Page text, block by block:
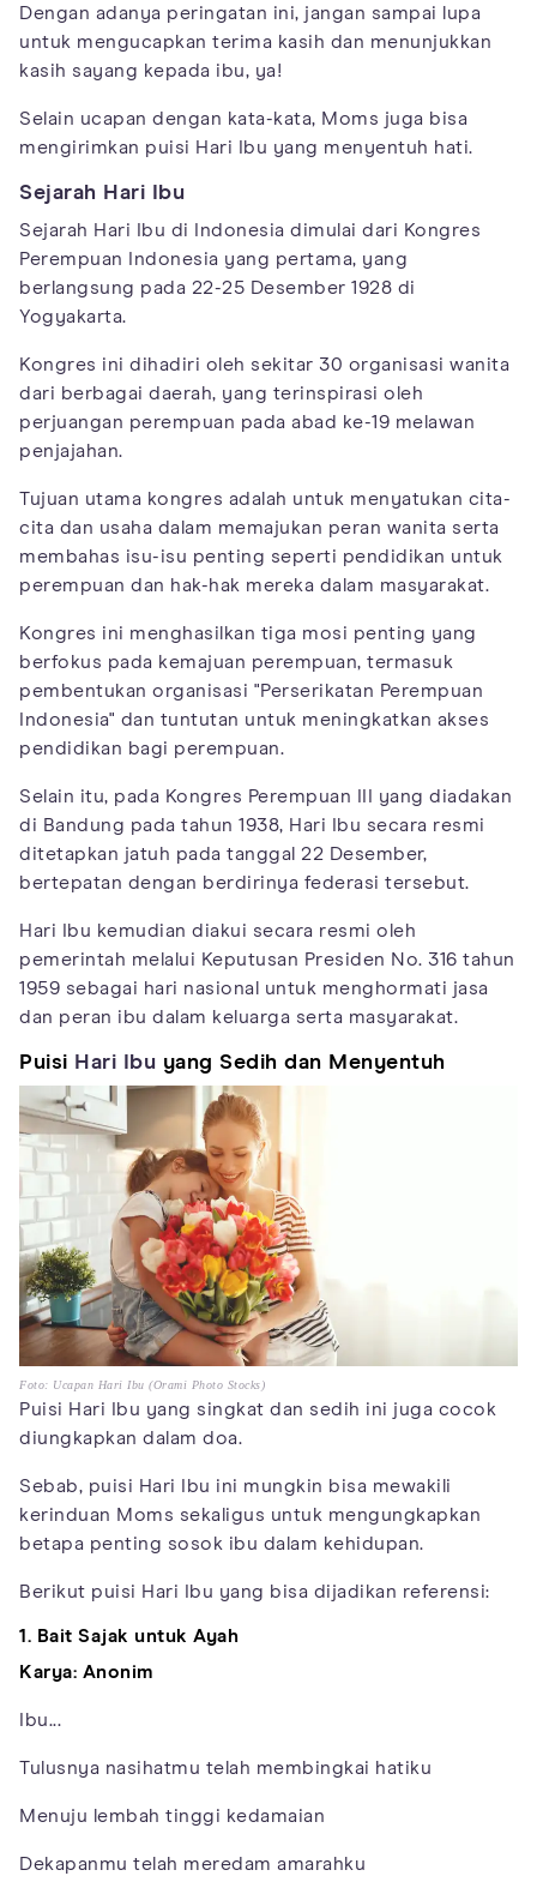
Dengan adanya peringatan ini, jangan sampai lupa
untuk mengucapkan terima kasih dan menunjukkan
kasih sayang kepada ibu, ya!
Selain ucapan dengan kata-kata, Moms juga bisa
mengirimkan puisi Hari Ibu yang menyentuh hati.
Sejarah Hari Ibu
Sejarah Hari Ibu di Indonesia dimulai dari Kongres
Perempuan Indonesia yang pertama, yang
berlangsung pada 22-25 Desember 1928 di
Yogyakarta.
Kongres ini dihadiri oleh sekitar 30 organisasi wanita
dari berbagai daerah, yang terinspirasi oleh
perjuangan perempuan pada abad ke-19 melawan
penjajahan.
Tujuan utama kongres adalah untuk menyatukan cita-
cita dan usaha dalam memajukan peran wanita serta
membahas isu-isu penting seperti pendidikan untuk
perempuan dan hak-hak mereka dalam masyarakat.
Kongres ini menghasilkan tiga mosi penting yang
berfokus pada kemajuan perempuan, termasuk
pembentukan organisasi "Perserikatan Perempuan
Indonesia" dan tuntutan untuk meningkatkan akses
pendidikan bagi perempuan.
Selain itu, pada Kongres Perempuan III yang diadakan
di Bandung pada tahun 1938, Hari Ibu secara resmi
ditetapkan jatuh pada tanggal 22 Desember,
bertepatan dengan berdirinya federasi tersebut.
Hari Ibu kemudian diakui secara resmi oleh
pemerintah melalui Keputusan Presiden No. 316 tahun
1959 sebagai hari nasional untuk menghormati jasa
dan peran ibu dalam keluarga serta masyarakat.
Puisi Hari Ibu yang Sedih dan Menyentuh
Foto: Ucapan Hari Ibu (Orami Photo Stocks)
Puisi Hari Ibu yang singkat dan sedih ini juga cocok
diungkapkan dalam doa.
Sebab, puisi Hari Ibu ini mungkin bisa mewakili
kerinduan Moms sekaligus untuk mengungkapkan
betapa penting sosok ibu dalam kehidupan.
Berikut puisi Hari Ibu yang bisa dijadikan referensi:
1. Bait Sajak untuk Ayah
Karya: Anonim
Ibu...
Tulusnya nasihatmu telah membingkai hatiku
Menuju lembah tinggi kedamaian
Dekapanmu telah meredam amarahku